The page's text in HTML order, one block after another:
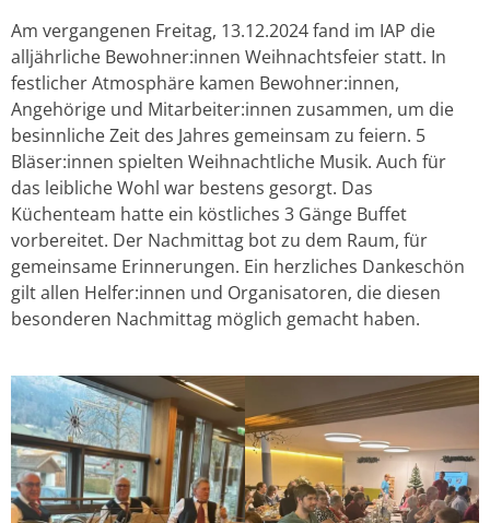
Am vergangenen Freitag, 13.12.2024 fand im IAP die
alljährliche Bewohner:innen Weihnachtsfeier statt. In
festlicher Atmosphäre kamen Bewohner:innen,
Angehörige und Mitarbeiter:innen zusammen, um die
besinnliche Zeit des Jahres gemeinsam zu feiern. 5
Bläser:innen spielten Weihnachtliche Musik. Auch für
das leibliche Wohl war bestens gesorgt. Das
Küchenteam hatte ein köstliches 3 Gänge Buffet
vorbereitet. Der Nachmittag bot zu dem Raum, für
gemeinsame Erinnerungen. Ein herzliches Dankeschön
gilt allen Helfer:innen und Organisatoren, die diesen
besonderen Nachmittag möglich gemacht haben.